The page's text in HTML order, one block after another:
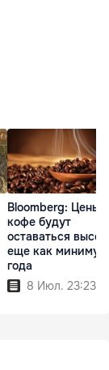
Bloomberg: Цены
кофе будут
оставаться
еще как минимум
года
8 Июл. 23:23